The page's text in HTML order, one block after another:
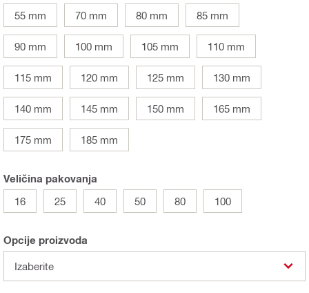
55 mm
70 mm 80 mm 85 mm
90 mm 100 mm 105 mm 110 mm
115 mm 120 mm 125 mm 130 mm
140 mm 145 mm 150 mm 165 mm
175 mm 185 mm
Veličina pakovanja
16
25 40 50 80 100
Opcije proizvoda
Izaberite